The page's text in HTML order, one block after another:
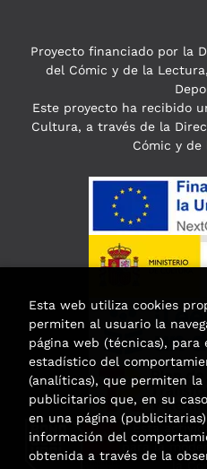
Proyecto financiado por la
del Cómic y de la
Este proyecto ha recibido
Cultura, a través de la
Cómic y de
Esta
para la
la
Esta web utiliza cookies
permiten al usuario la
página web (técnicas), para
estadístico del
(analíticas), que permiten la
publicitarios que, en su
en una página
información del
obtenida a través de la